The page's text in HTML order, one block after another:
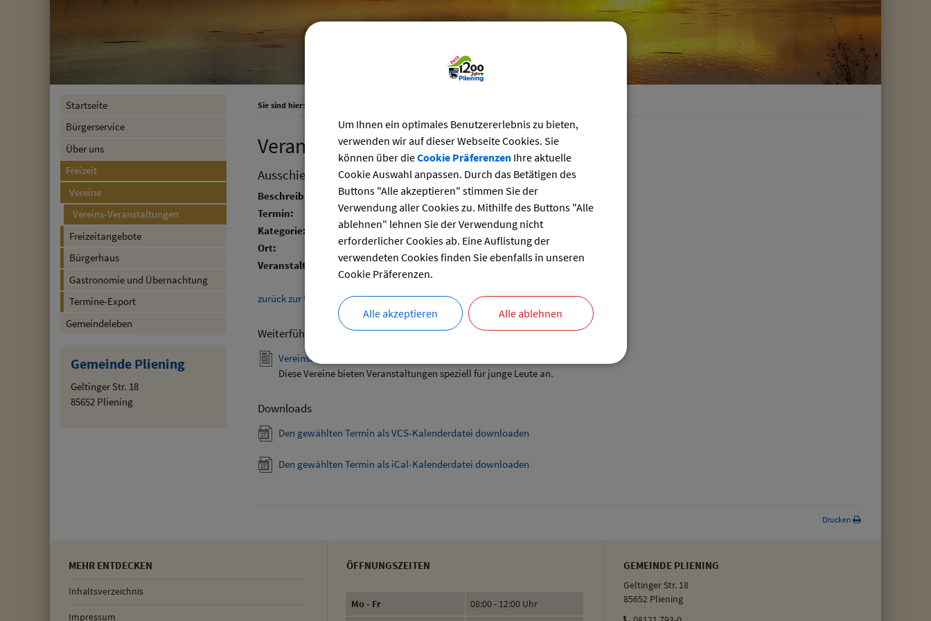
Startseite
Bürgerservice
Über uns
Freizeit
Vereine
Vereins-Veranstaltungen
Freizeitangebote
Bürgerhaus
Gastronomie und Übernachtung
Termine-Export
Gemeindeleben
Gemeinde Pliening
Geltinger Str. 18
85652 Pliening
Sie sind hier:
Veranstaltungskalender der Vereine
Ausschießen des Burghart-Gedächtnispokals
Beschreibung:
Termin:
25.05.2024 von 19:00bis 22:00 Uhr
Kategorie:
Sport
Ort:
Vereinsheim
Veranstalter:
zurück zur Übersicht
Weiterführende Links
Vereinsangebote speziell für junge Leute
Diese Vereine bieten Veranstaltungen speziell für junge Leute an.
Downloads
Den gewählten Termin als VCS-Kalenderdatei downloaden
Den gewählten Termin als iCal-Kalenderdatei downloaden
Drucken
MEHR ENTDECKEN
Inhaltsverzeichnis
Impressum
ÖFFNUNGSZEITEN
Mo - Fr 08:00 - 12:00 Uhr
GEMEINDE PLIENING
Geltinger Str. 18
85652 Pliening
Um Ihnen ein optimales Benutzererlebnis zu bieten,
verwenden wir auf dieser Webseite Cookies. Sie
können über dieCookie PräferenzenIhre aktuelle
Cookie Auswahl anpassen. Durch das Betätigen des
Buttons "Alle akzeptieren" stimmen Sie der
Verwendung aller Cookies zu. Mithilfe des Buttons "Alle
ablehnen" lehnen Sie der Verwendung nicht
erforderlicher Cookies ab. Eine Auflistung der
verwendeten Cookies finden Sie ebenfalls in unseren
Cookie Präferenzen.
Alle akzeptieren Alle ablehnen